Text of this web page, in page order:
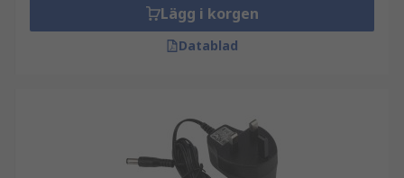
Lägg i korgen
Datablad